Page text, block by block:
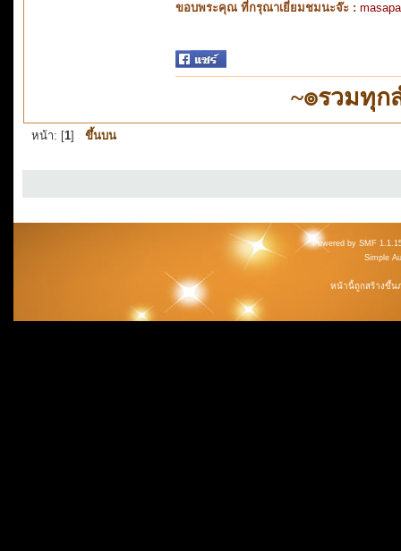
ขอบพระคุณ ที่กรุณาเยี่ยมชมนะจ๊ะ :
~๏รวมทุ
หน้า: [1] ขึ้นบน
Powered by SMF
Simple
หน้านี้ถูกสร้างขึ้น